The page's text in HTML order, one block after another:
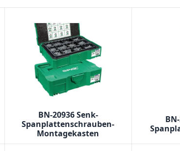
BN-20936 Senk-
Spanplattenschrauben-
Montagekasten